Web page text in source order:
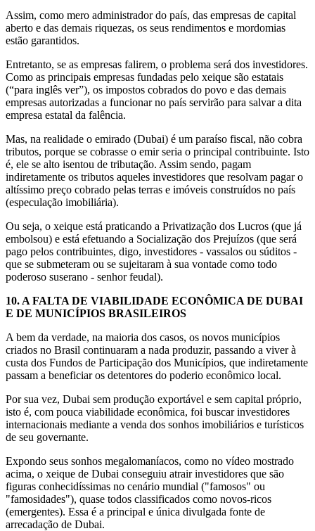
Assim, como mero administrador do país, das empresas de capital
aberto e das demais riquezas, os seus rendimentos e mordomias
estão garantidos.
Entretanto, se as empresas falirem, o problema será dos investidores.
Como as principais empresas fundadas pelo xeique são estatais
(“para inglês ver”), os impostos cobrados do povo e das demais
empresas autorizadas a funcionar no país servirão para salvar a dita
empresa estatal da falência.
Mas, na realidade o emirado (Dubai) é um paraíso fiscal, não cobra
tributos, porque se cobrasse o emir seria o principal contribuinte. Isto
é, ele se alto isentou de tributação. Assim sendo, pagam
indiretamente os tributos aqueles investidores que resolvam pagar o
altíssimo preço cobrado pelas terras e imóveis construídos no país
(especulação imobiliária).
Ou seja, o xeique está praticando a Privatização dos Lucros (que já
embolsou) e está efetuando a Socialização dos Prejuízos (que será
pago pelos contribuintes, digo, investidores - vassalos ou súditos -
que se submeteram ou se sujeitaram à sua vontade como todo
poderoso suserano - senhor feudal).
10. A FALTA DE VIABILIDADE ECONÔMICA DE DUBAI
E DE MUNICÍPIOS BRASILEIROS
A bem da verdade, na maioria dos casos, os novos municípios
criados no Brasil continuaram a nada produzir, passando a viver à
custa dos Fundos de Participação dos Municípios, que indiretamente
passam a beneficiar os detentores do poderio econômico local.
Por sua vez, Dubai sem produção exportável e sem capital próprio,
isto é, com pouca viabilidade econômica, foi buscar investidores
internacionais mediante a venda dos sonhos imobiliários e turísticos
de seu governante.
Expondo seus sonhos megalomaníacos, como no vídeo mostrado
acima, o xeique de Dubai conseguiu atrair investidores que são
figuras conhecidíssimas no cenário mundial ("famosos" ou
"famosidades"), quase todos classificados como novos-ricos
(emergentes). Essa é a principal e única divulgada fonte de
arrecadação de Dubai.